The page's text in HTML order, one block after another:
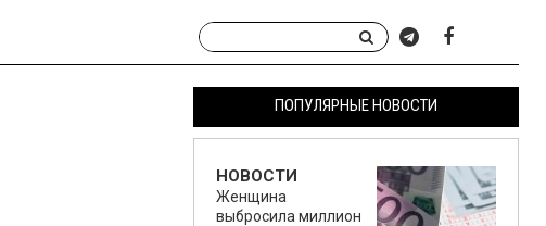
ПОПУЛЯРНЫЕ НОВОСТИ
НОВОСТИ
Женщина
выбросила миллион